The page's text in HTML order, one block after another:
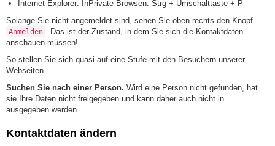
Internet Explorer: InPrivate-Browsen: Strg + Umschalttaste + P
Solange Sie nicht angemeldet sind, sehen Sie oben rechts den Knopf
Anmelden
. Das ist der Zustand, in dem Sie sich die Kontaktdaten
anschauen müssen!
So stellen Sie sich quasi auf eine Stufe mit den Besuchern unserer
Webseiten.
Suchen Sie nach einer Person. Wird eine Person nicht gefunden, hat
sie Ihre Daten nicht freigegeben und kann daher auch nicht in
ausgegeben werden.
Kontaktdaten ändern